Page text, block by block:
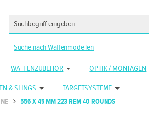
Suche nach Waffenmodellen
WAFFENZUBEHÖR OPTIK / MONTAGEN
& SLINGS TARGETSYSTEME
556 X 45 MM 223 REM 40 ROUNDS